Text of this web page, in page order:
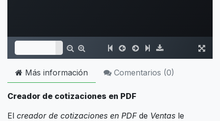
Más información Comentarios (0)
Creador de cotizaciones en PDF
El creador de cotizaciones en PDFde Ventas le